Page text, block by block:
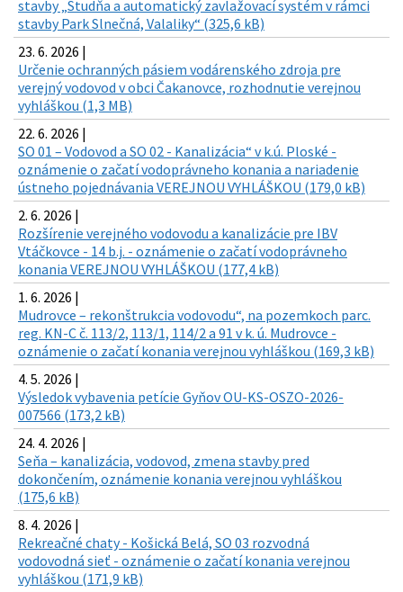
stavby „Studňa a automatický zavlažovací systém v rámci
stavby Park Slnečná, Valaliky“ (325,6 kB)
23. 6. 2026 |
Určenie ochranných pásiem vodárenského zdroja pre
verejný vodovod v obci Čakanovce, rozhodnutie verejnou
vyhláškou (1,3 MB)
22. 6. 2026 |
SO 01 – Vodovod a SO 02 - Kanalizácia“ v k.ú. Ploské -
oznámenie o začatí vodoprávneho konania a nariadenie
ústneho pojednávania VEREJNOU VYHLÁŠKOU (179,0 kB)
2. 6. 2026 |
Rozšírenie verejného vodovodu a kanalizácie pre IBV
Vtáčkovce - 14 b.j. - oznámenie o začatí vodoprávneho
konania VEREJNOU VYHLÁŠKOU (177,4 kB)
1. 6. 2026 |
Mudrovce – rekonštrukcia vodovodu“, na pozemkoch parc.
reg. KN-C č. 113/2, 113/1, 114/2 a 91 v k. ú. Mudrovce -
oznámenie o začatí konania verejnou vyhláškou (169,3 kB)
4. 5. 2026 |
Výsledok vybavenia petície Gyňov OU-KS-OSZO-2026-
007566 (173,2 kB)
24. 4. 2026 |
Seňa – kanalizácia, vodovod, zmena stavby pred
dokončením, oznámenie konania verejnou vyhláškou
(175,6 kB)
8. 4. 2026 |
Rekreačné chaty - Košická Belá, SO 03 rozvodná
vodovodná sieť - oznámenie o začatí konania verejnou
vyhláškou (171,9 kB)